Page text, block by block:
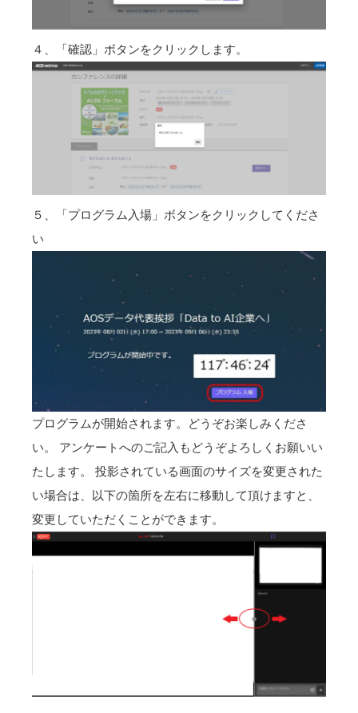
４、「確認」ボタンをクリックします。
５、「プログラム入場」ボタンをクリックしてくださ
い
プログラムが開始されます。どうぞお楽しみくださ
い。 アンケートへのご記入もどうぞよろしくお願いい
たします。 投影されている画面のサイズを変更された
い場合は、以下の箇所を左右に移動して頂けますと、
変更していただくことができます。